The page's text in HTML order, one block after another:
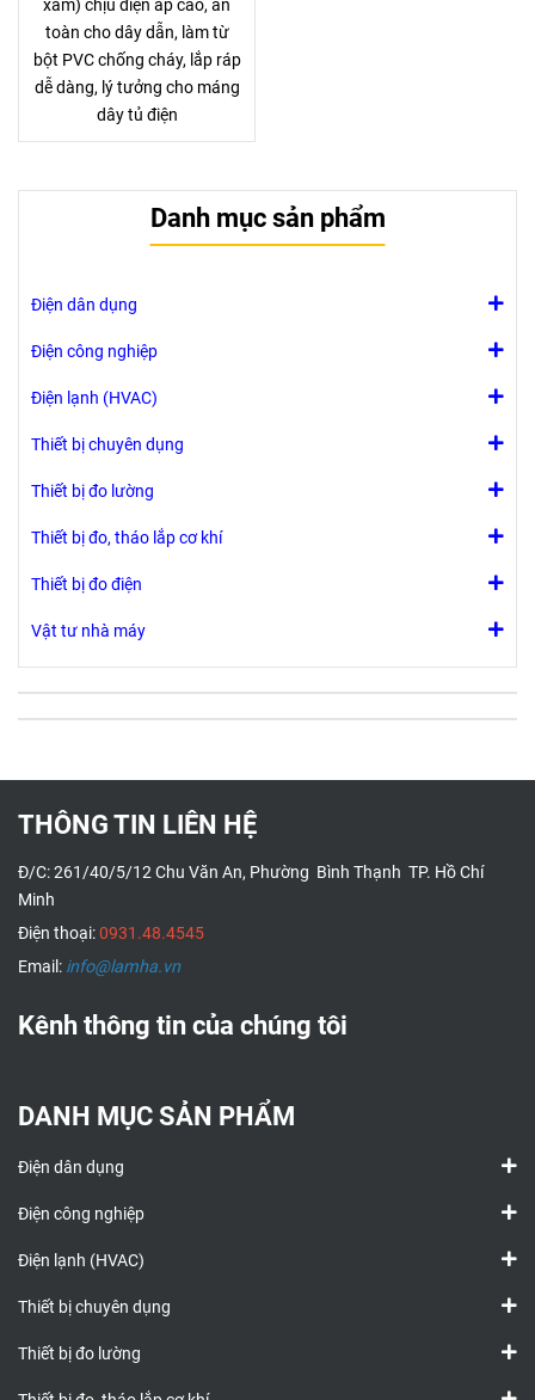
xám) chịu điện áp cao, an
toàn cho dây dẫn, làm từ
bột PVC chống cháy, lắp ráp
dễ dàng, lý tưởng cho máng
dây tủ điện
Danh mục sản phẩm
Điện dân dụng
Điện công nghiệp
Điện lạnh (HVAC)
Thiết bị chuyên dụng
Thiết bị đo lường
Thiết bị đo, tháo lắp cơ khí
Thiết bị đo điện
Vật tư nhà máy
THÔNG TIN LIÊN HỆ
Đ/C: 261/40/5/12 Chu Văn An, Phường Bình Thạnh TP. Hồ Chí
Minh
Điện thoại:0931.48.4545
Email: info@lamha.vn
Kênh thông tin của chúng tôi
DANH MỤC SẢN PHẨM
Điện dân dụng
Điện công nghiệp
Điện lạnh (HVAC)
Thiết bị chuyên dụng
Thiết bị đo lường